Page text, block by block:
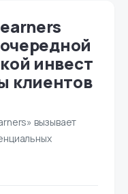
инвест
клиентов
вызывает